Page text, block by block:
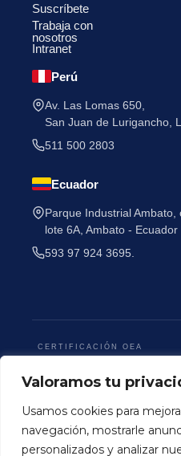
Valoramos tu
Usamos cookies para
navegación, mostrarle
personalizados y analizar
Suscríbete
Trabaja con
nosotros
Intranet
Perú
Av. Las Lomas 650,
San Juan de Lurigancho,
511 500 2803
Ecuador
Parque Industrial Ambato,
lote 6A, Ambato - Ecuador
593 97 924 3695.
CERTIFICACIÓN OEA
Terminos y CondicionesPolitica